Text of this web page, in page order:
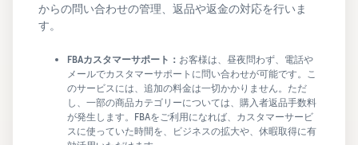
からの問い合わせの管理、返品や返金の対応を行いま
す。
FBAカスタマーサポート： お客様は、昼夜問わず、電話や
メールでカスタマーサポートに問い合わせが可能です。こ
のサービスには、追加の料金は一切かかりません。ただ
し、一部の商品カテゴリーについては、購入者返品手数料
が発生します。FBAをご利用になれば、カスタマーサービ
スに使っていた時間を、ビジネスの拡大や、休暇取得に有